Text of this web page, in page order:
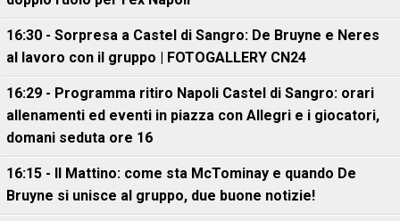
16:30 - Sorpresa a Castel di Sangro: De Bruyne e Neres
al lavoro con il gruppo | FOTOGALLERY CN24
16:29 - Programma ritiro Napoli Castel di Sangro: orari
allenamenti ed eventi in piazza con Allegri e i giocatori,
domani seduta ore 16
16:15 - Il Mattino: come sta McTominay e quando De
Bruyne si unisce al gruppo, due buone notizie!